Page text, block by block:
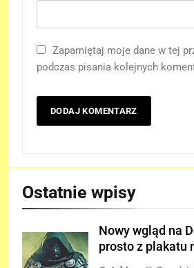
Zapamiętaj moje dane w tej
podczas pisania kolejnych
Ostatnie wpisy
Nowy wgląd na
prosto z plakatu